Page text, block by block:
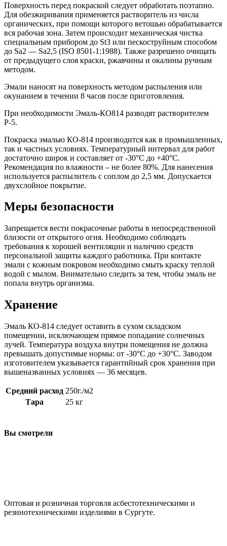
Поверхность перед покраской следует обработать поэтапно.
Для обезжиривания применяется растворитель из числа
органических, при помощи которого ветошью обрабатывается
вся рабочая зона. Затем происходит механическая чистка
специальным прибором до St3 или пескоструйным способом
до Sа2 — Sа2,5 (ISO 8501-1:1988). Также разрешено очищать
от предыдущего слоя краски, ржавчины и окалины ручным
методом.
Эмали наносят на поверхность методом распыления или
окунанием в течении 8 часов после приготовления.
При необходимости Эмаль-КО814 разводят растворителем
Р-5.
Покраска эмалью КО-814 производится как в промышленных,
так и частных условиях. Температурный интервал для работ
достаточно широк и составляет от -30°C до +40°C.
Рекомендация по влажности – не более 80%. Для нанесения
используется распылитель с соплом до 2,5 мм. Допускается
двухслойное покрытие.
Меры безопасности
Запрещается вести покрасочные работы в непосредственной
близости от открытого огня. Необходимо соблюдать
требования к хорошей вентиляции и наличию средств
персональной защиты каждого работника. При контакте
эмали с кожным покровом необходимо смыть краску теплой
водой с мылом. Внимательно следить за тем, чтобы эмаль не
попала внутрь организма.
Хранение
Эмаль КО-814 следует оставить в сухом складском
помещении, исключающем прямое попадание солнечных
лучей. Температура воздуха внутри помещения не должна
превышать допустимые нормы: от -30°C до +30°C. Заводом
изготовителем указывается гарантийный срок хранения при
вышеназванных условиях — 36 месяцев.
Средний расход 250г./м2
Тара
25 кг
Вы смотрели
Оптовая и розничная торговля асбестотехническими и
резинотехническими изделиями в Сургуте.